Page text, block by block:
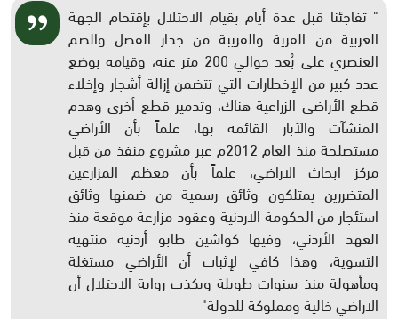
" تفاجئنا قبل عدة أيام بقيام الاحتلال بإقتحام الجهة
الغربية من القرية والقريبة من جدار الفصل والضم
العنصري على بُعد حوالي 200 متر عنه، وقيامه بوضع
عدد كبير من الإخطارات التي تتضمن إزالة أشجار وإخلاء
قطع الأراضي الزراعية هناك، وتدمير قطع أخرى وهدم
المنشآت والآبار القائمة بها، علماً بأن الأراضي
مستصلحة منذ العام 2012م عبر مشروع منفذ من قبل
مركز ابحاث الاراضي، علماً بأن معظم المزارعين
المتضررين يمتلكون وثائق رسمية من ضمنها وثائق
استئجار من الحكومة الاردنية وعقود مزارعة موقعة منذ
العهد الأردني، وفيها كواشين طابو أردنية منتهية
التسوية، وهذا كافي لإثبات أن الأراضي مستغلة
ومأهولة منذ سنوات طويلة ويكذب رواية الاحتلال أن
الاراضي خالية ومملوكة للدولة"